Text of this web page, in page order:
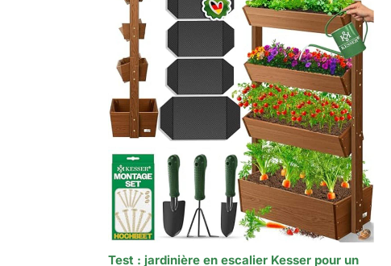
Test : jardinière en escalier Kesser pour un